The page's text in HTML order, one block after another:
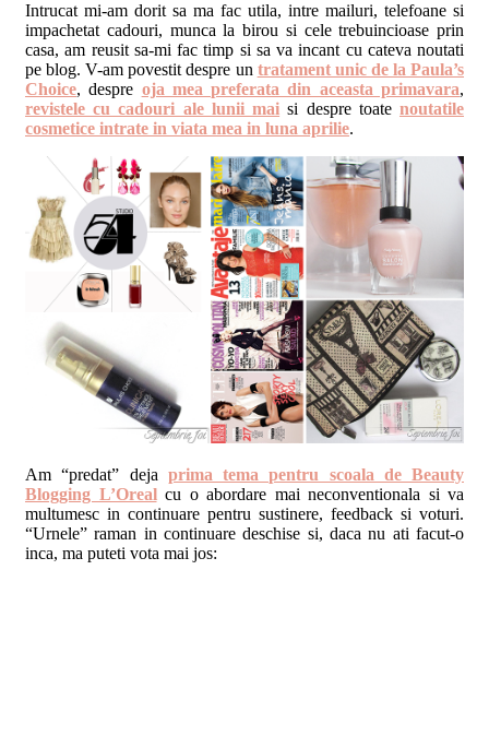
Intrucat mi-am dorit sa ma fac utila, intre mailuri, telefoane si
impachetat cadouri, munca la birou si cele trebuincioase prin
casa, am reusit sa-mi fac timp si sa va incant cu cateva noutati
pe blog. V-am povestit despre un tratament unic de la Paula’s
Choice, despre oja mea preferata din aceasta primavara,
revistele cu cadouri ale lunii mai si despre toatenoutatile
cosmetice intrate in viata mea in luna aprilie.
Am “predat” deja prima tema pentru scoala de Beauty
Blogging L’Orealcu o abordare mai neconventionala si va
multumesc in continuare pentru sustinere, feedback si voturi.
“Urnele” raman in continuare deschise si, daca nu ati facut-o
inca, ma puteti vota mai jos: